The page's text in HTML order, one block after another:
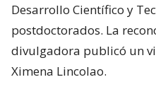
Desarrollo Científico y
postdoctorados. La
divulgadora publicó un
Ximena Lincolao.